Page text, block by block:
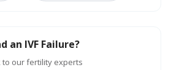
an IVF Failure?
to our fertility experts